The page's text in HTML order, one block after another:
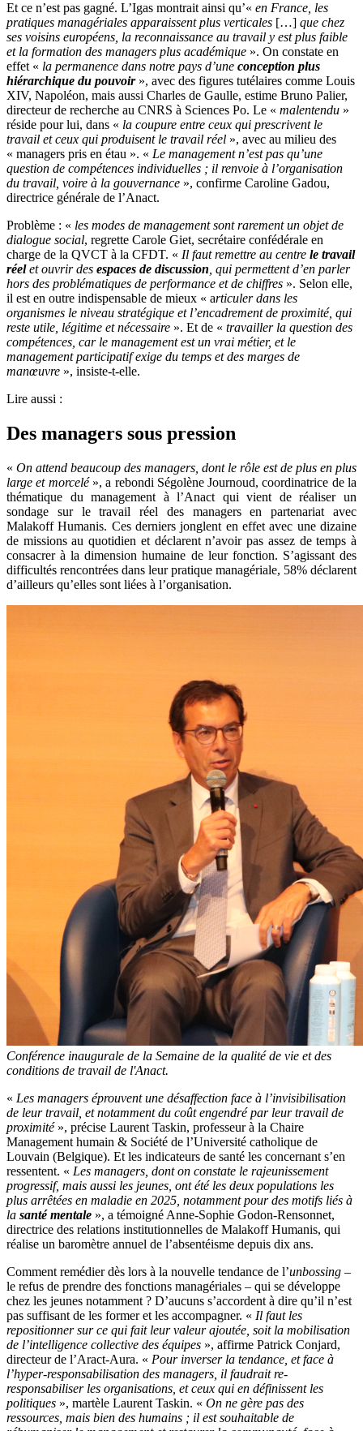
Et ce n’est pas gagné. L’Igas montrait ainsi qu’« en France, les
pratiques managériales apparaissent plus verticales […] que chez
ses voisins européens, la reconnaissance au travail y est plus faible
et la formation des managers plus académique ». On constate en
effet « la permanence dans notre pays d’une conception plus
hiérarchique du pouvoir», avec des figures tutélaires comme Louis
XIV, Napoléon, mais aussi Charles de Gaulle, estime Bruno Palier,
directeur de recherche au CNRS à Sciences Po. Le « malentendu »
réside pour lui, dans « la coupure entre ceux qui prescrivent le
travail et ceux qui produisent le travail réel », avec au milieu des
« managers pris en étau ». « Le management n’est pas qu’une
question de compétences individuelles ; il renvoie à l’organisation
du travail, voire à la gouvernance », confirme Caroline Gadou,
directrice générale de l’Anact.
Problème : « les modes de management sont rarement un objet de
dialogue social, regrette Carole Giet, secrétaire confédérale en
charge de la QVCT à la CFDT. « Il faut remettre au centre le travail
réelet ouvrir des espaces de discussion , qui permettent d’en parler
hors des problématiques de performance et de chiffres ». Selon elle,
il est en outre indispensable de mieux « articuler dans les
organismes le niveau stratégique et l’encadrement de proximité, qui
reste utile, légitime et nécessaire ». Et de « travailler la question des
compétences, car le management est un vrai métier, et le
management participatif exige du temps et des marges de
manœuvre », insiste-t-elle.
Lire aussi :
Des managers sous pression
« On attend beaucoup des managers, dont le rôle est de plus en plus
large et morcelé», a rebondi Ségolène Journoud, coordinatrice de la
thématique du management à l’Anact qui vient de réaliser un
sondage sur le travail réel des managers en partenariat avec
Malakoff Humanis. Ces derniers jonglent en effet avec une dizaine
de missions au quotidien et déclarent n’avoir pas assez de temps à
consacrer à la dimension humaine de leur fonction. S’agissant des
difficultés rencontrées dans leur pratique managériale, 58% déclarent
d’ailleurs qu’elles sont liées à l’organisation.
Conférence inaugurale de la Semaine de la qualité de vie et des
conditions de travail de l'Anact.
« Les managers éprouvent une désaffection face à l’invisibilisation
de leur travail, et notamment du coût engendré par leur travail de
proximité », précise Laurent Taskin, professeur à la Chaire
Management humain & Société de l’Université catholique de
Louvain (Belgique). Et les indicateurs de santé les concernant s’en
ressentent. « Les managers, dont on constate le rajeunissement
progressif, mais aussi les jeunes, ont été les deux populations les
plus arrêtées en maladie en 2025, notamment pour des motifs liés à
la santé mentale », a témoigné Anne-Sophie Godon-Rensonnet,
directrice des relations institutionnelles de Malakoff Humanis, qui
réalise un baromètre annuel de l’absentéisme depuis dix ans.
Comment remédier dès lors à la nouvelle tendance de l’unbossing –
le refus de prendre des fonctions managériales – qui se développe
chez les jeunes notamment ? D’aucuns s’accordent à dire qu’il n’est
pas suffisant de les former et les accompagner. « Il faut les
repositionner sur ce qui fait leur valeur ajoutée, soit la mobilisation
de l’intelligence collective des équipes », affirme Patrick Conjard,
directeur de l’Aract-Aura. « Pour inverser la tendance, et face à
l’hyper-responsabilisation des managers, il faudrait re-
responsabiliser les organisations, et ceux qui en définissent les
politiques », martèle Laurent Taskin. « On ne gère pas des
ressources, mais bien des humains ; il est souhaitable de